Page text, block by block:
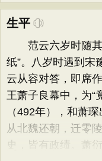
生平
范云六岁时随其
纸”。八岁时遇到宋
云从容对答，即席
王萧子良幕中，为“
（492年），和萧
从北魏还朝，迁零
史，皆有政绩。萧衍